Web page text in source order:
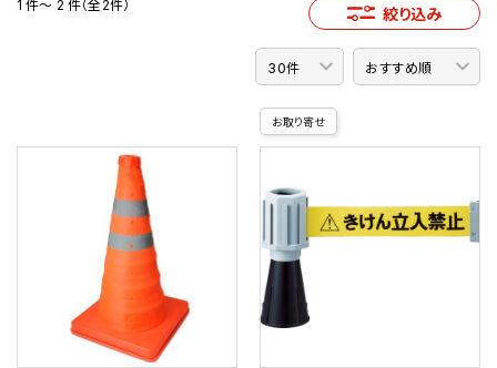
1 件～ 2 件（全2件） 絞り込み
お取り寄せ